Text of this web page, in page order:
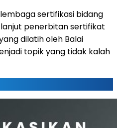
sertifikasi bidang
penerbitan sertifikat
dilatih oleh Balai
topik yang tidak kalah